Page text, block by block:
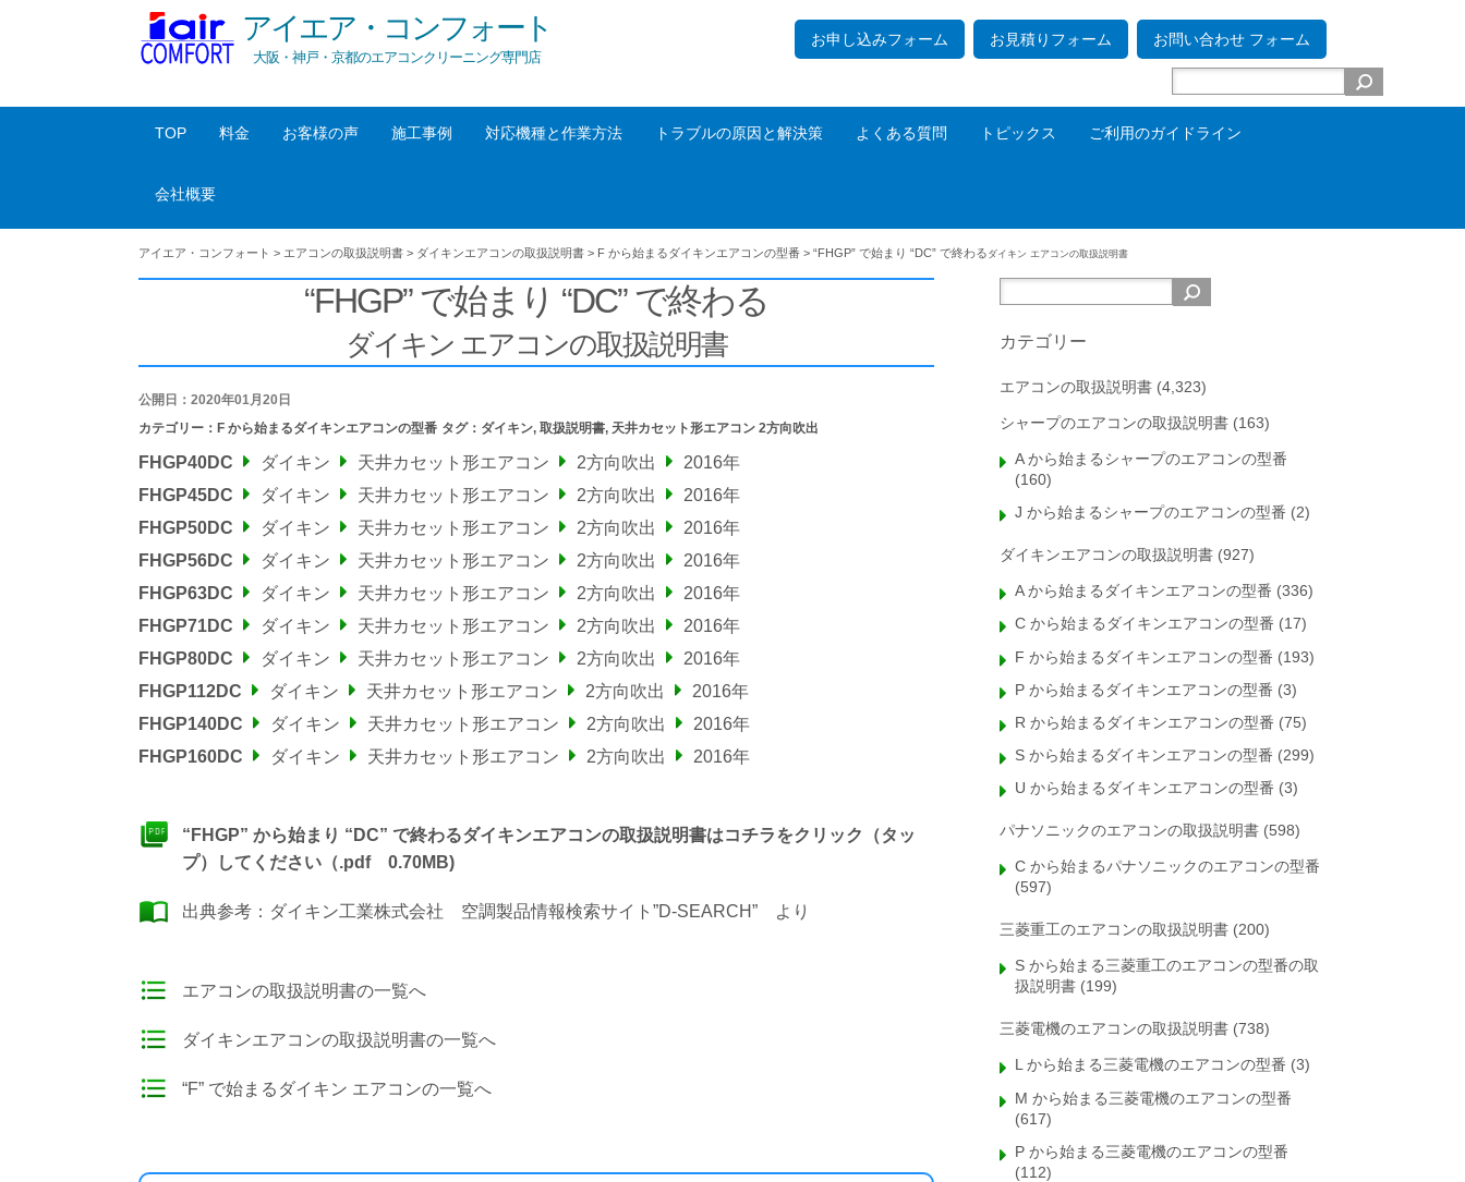
アイエア・コンフォート
大阪・神戸・京都のエアコンクリーニング専門店
お申し込みフォーム お見積りフォーム お問い合わせ フォーム
TOP 料金 お客様の声 施工事例 対応機種と作業方法 トラブルの原因と解決策 よくある質問 トピックス ご利用のガイドライン
会社概要
アイエア・コンフォート > エアコンの取扱説明書 > ダイキンエアコンの取扱説明書 > F から始まるダイキンエアコンの型番 > “FHGP” で始まり “DC” で終わる ダイキン エアコンの取扱説明書
“FHGP” で始まり “DC” で終わる
ダイキン エアコンの取扱説明書
公開日：2020年01月20日
カテゴリー： F から始まるダイキンエアコンの型番 タグ： ダイキン, 取扱説明書, 天井カセット形エアコン 2方向吹出
FHGP40DC ダイキン 天井カセット形エアコン 2方向吹出
2016年
FHGP45DC
ダイキン 天井カセット形エアコン 2方向吹出
2016年
FHGP50DC
ダイキン 天井カセット形エアコン 2方向吹出
2016年
FHGP56DC
ダイキン 天井カセット形エアコン 2方向吹出
2016年
FHGP63DC
ダイキン 天井カセット形エアコン 2方向吹出
2016年
FHGP71DC
ダイキン 天井カセット形エアコン 2方向吹出
2016年
FHGP80DC
ダイキン 天井カセット形エアコン 2方向吹出
2016年
FHGP112DC
ダイキン 天井カセット形エアコン 2方向吹出
2016年
FHGP140DC
ダイキン 天井カセット形エアコン 2方向吹出
2016年
FHGP160DC
ダイキン 天井カセット形エアコン 2方向吹出 2016年
“FHGP” から始まり “DC” で終わるダイキンエアコンの取扱説明書はコチラをクリック（タッ
プ）してください（.pdf 0.70MB)
出典参考： ダイキン工業株式会社 空調製品情報検索サイト”D-SEARCH” より
エアコンの取扱説明書の一覧へ
ダイキンエアコンの取扱説明書の一覧へ
“F” で始まるダイキン エアコンの一覧へ
カテゴリー
エアコンの取扱説明書 (4,323)
シャープのエアコンの取扱説明書 (163)
A から始まるシャープのエアコンの型番
(160)
J から始まるシャープのエアコンの型番 (2)
ダイキンエアコンの取扱説明書 (927)
A から始まるダイキンエアコンの型番 (336)
C から始まるダイキンエアコンの型番 (17)
F から始まるダイキンエアコンの型番 (193)
P から始まるダイキンエアコンの型番 (3)
R から始まるダイキンエアコンの型番 (75)
S から始まるダイキンエアコンの型番 (299)
U から始まるダイキンエアコンの型番 (3)
パナソニックのエアコンの取扱説明書 (598)
C から始まるパナソニックのエアコンの型番
(597)
三菱重工のエアコンの取扱説明書 (200)
S から始まる三菱重工のエアコンの型番の取
扱説明書 (199)
三菱電機のエアコンの取扱説明書 (738)
L から始まる三菱電機のエアコンの型番 (3)
M から始まる三菱電機のエアコンの型番
(617)
P から始まる三菱電機のエアコンの型番
(112)